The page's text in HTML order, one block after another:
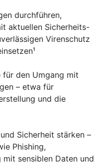
durchführen,
aktuellen Sicherheits-
Virenschutz
für den Umgang mit
– etwa für
und die
Sicherheit stärken –
Phishing,
sensiblen Daten und